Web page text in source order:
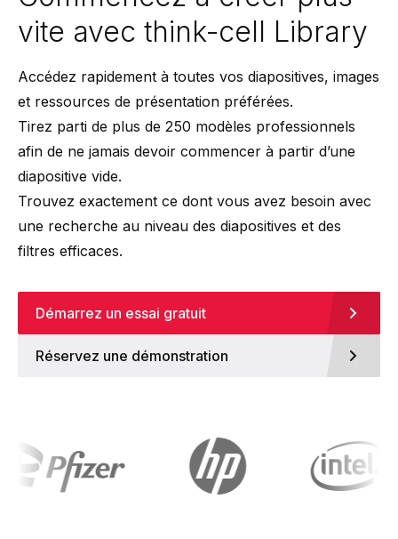
vite avec think-cell Library
Accédez rapidement à toutes vos diapositives, images
et ressources de présentation préférées.
Tirez parti de plus de 250 modèles professionnels
afin de ne jamais devoir commencer à partir d’une
diapositive vide.
Trouvez exactement ce dont vous avez besoin avec
une recherche au niveau des diapositives et des
filtres efficaces.
Démarrez un essai gratuit
Réservez une démonstration